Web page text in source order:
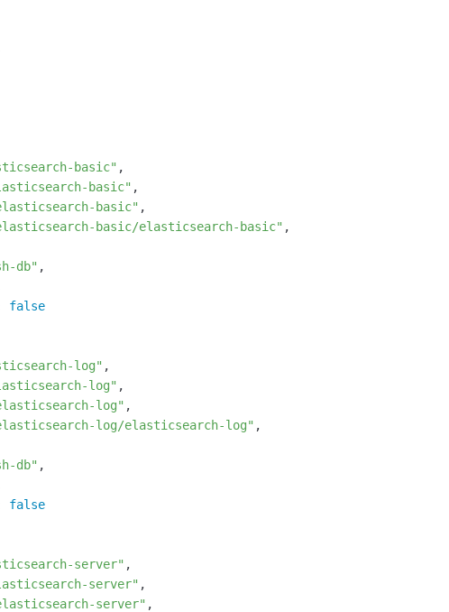
basic" ,
basic" ,
basic" ,
basic/elasticsearch-basic" ,
db" ,
false
log" ,
log" ,
log" ,
log/elasticsearch-log" ,
db" ,
false
server" ,
server" ,
server" ,